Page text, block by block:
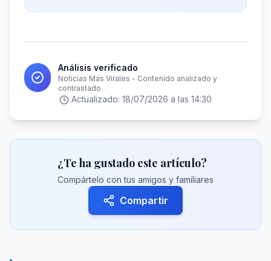
Análisis verificado
Noticias Más Virales - Contenido analizado y
contrastado
Actualizado: 18/07/2026 a las 14:30
¿Te ha gustado este artículo?
Compártelo con tus amigos y familiares
Compartir